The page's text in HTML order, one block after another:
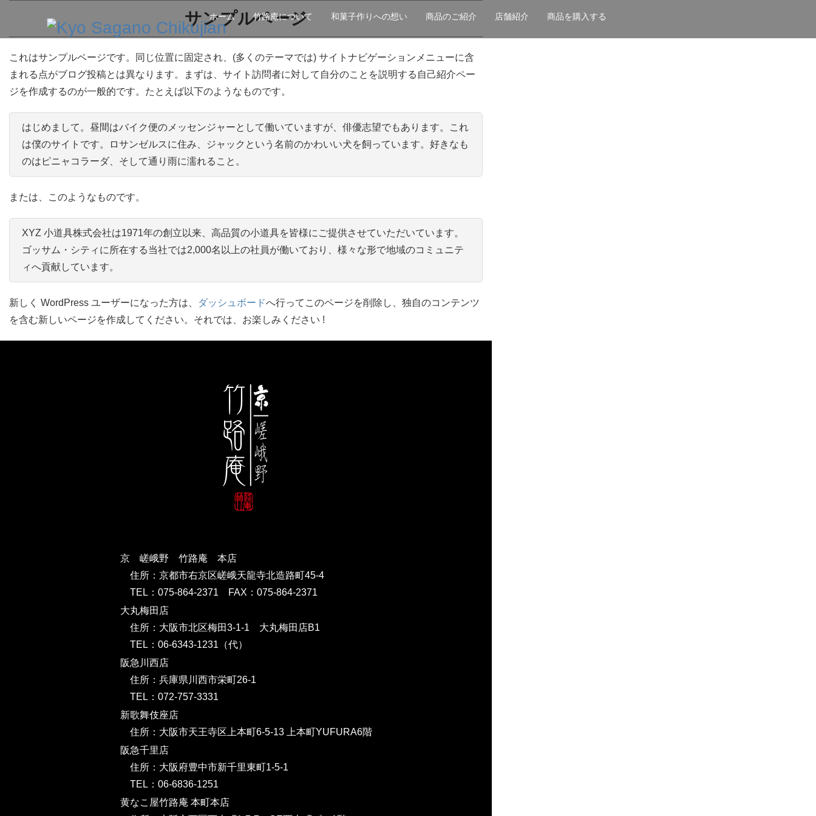
ホーム 竹路庵について 和菓子作りへの想い 商品のご紹介 店舗紹介 商品を購入する
サンプルページ
これはサンプルページです。同じ位置に固定され、(多くのテーマでは) サイトナビゲーションメニューに含
まれる点がブログ投稿とは異なります。まずは、サイト訪問者に対して自分のことを説明する自己紹介ペー
ジを作成するのが一般的です。たとえば以下のようなものです。
はじめまして。昼間はバイク便のメッセンジャーとして働いていますが、俳優志望でもあります。これ
は僕のサイトです。ロサンゼルスに住み、ジャックという名前のかわいい犬を飼っています。好きなも
のはピニャコラーダ、そして通り雨に濡れること。
または、このようなものです。
XYZ 小道具株式会社は1971年の創立以来、高品質の小道具を皆様にご提供させていただいています。
ゴッサム・シティに所在する当社では2,000名以上の社員が働いており、様々な形で地域のコミュニテ
ィへ貢献しています。
新しく WordPress ユーザーになった方は、 ダッシュボードへ行ってこのページを削除し、独自のコンテンツ
を含む新しいページを作成してください。それでは、お楽しみください !
京 嵯峨野 竹路庵 本店
住所：京都市右京区嵯峨天龍寺北造路町45-4
TEL：075-864-2371 FAX：075-864-2371
大丸梅田店
住所：大阪市北区梅田3-1-1 大丸梅田店B1
TEL：06-6343-1231（代）
阪急川西店
住所：兵庫県川西市栄町26-1
TEL：072-757-3331
新歌舞伎座店
住所：大阪市天王寺区上本町6-5-13 上本町YUFURA6階
阪急千里店
住所：大阪府豊中市新千里東町1-5-1
TEL：06-6836-1251
黄なこ屋竹路庵 本町本店